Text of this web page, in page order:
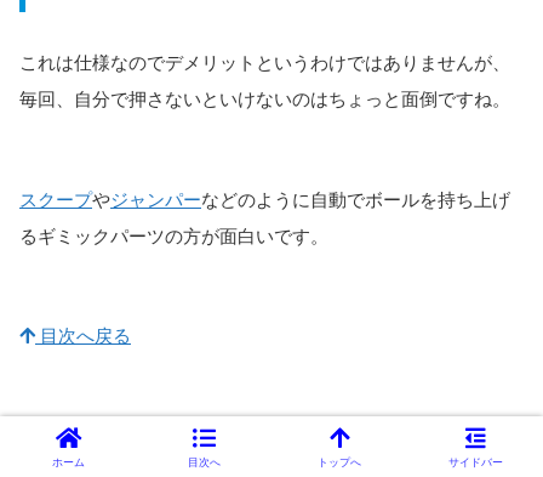
これは仕様なのでデメリットというわけではありませんが、
毎回、自分で押さないといけないのはちょっと面倒ですね。
スクープやジャンパーなどのように自動でボールを持ち上げ
るギミックパーツの方が面白いです。
目次へ戻る
GraviTrax 拡張セット：リフターセットの
ホーム 目次へ トップへ サイドバー